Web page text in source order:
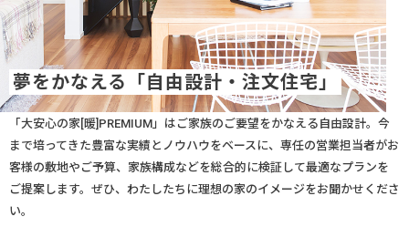
夢をかなえる「自由設計・注文住宅」
「大安心の家[暖]PREMIUM」はご家族のご要望をかなえる自由設計。今
まで培ってきた豊富な実績とノウハウをベースに、専任の営業担当者がお
客様の敷地やご予算、家族構成などを総合的に検証して最適なプランを
ご提案します。ぜひ、わたしたちに理想の家のイメージをお聞かせくださ
い。